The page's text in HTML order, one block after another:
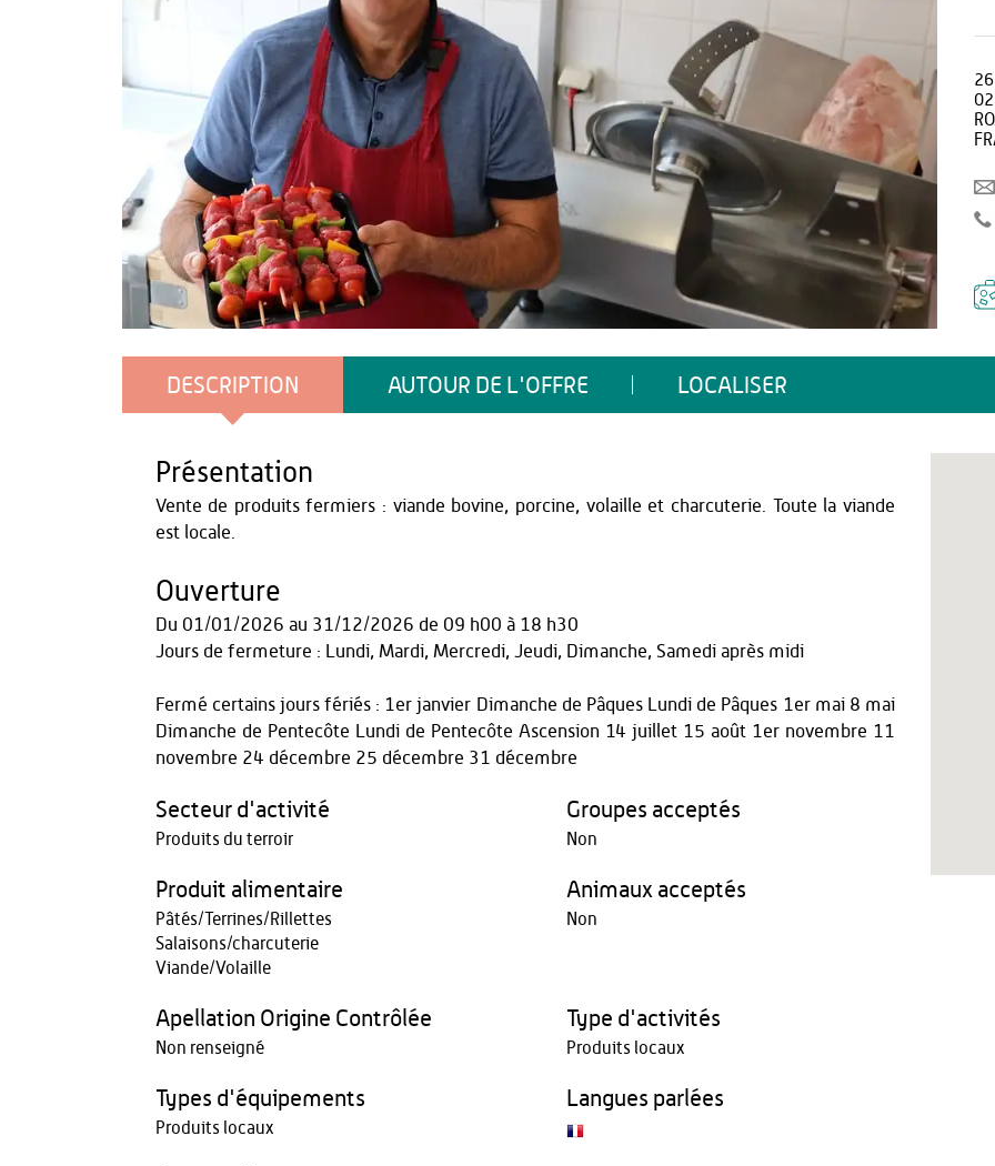
DESCRIPTION AUTOUR DE L'OFFRE LOCALISER
Présentation
Vente de produits fermiers : viande bovine, porcine, volaille et charcuterie. Toute la viande
est locale.
Ouverture
Du 01/01/2026 au 31/12/2026 de 09 h00 à 18 h30
Jours de fermeture : Lundi, Mardi, Mercredi, Jeudi, Dimanche, Samedi après midi
Fermé certains jours fériés : 1er janvier Dimanche de Pâques Lundi de Pâques 1er mai 8 mai
Dimanche de Pentecôte Lundi de Pentecôte Ascension 14 juillet 15 août 1er novembre 11
novembre 24 décembre 25 décembre 31 décembre
Secteur d'activité
Produits du terroir
Groupes acceptés
Non
Produit alimentaire
Pâtés/Terrines/Rillettes
Salaisons/charcuterie
Viande/Volaille
Animaux acceptés
Non
Apellation Origine Contrôlée
Non renseigné
Type d'activités
Produits locaux
Types d'équipements
Produits locaux
Langues parlées